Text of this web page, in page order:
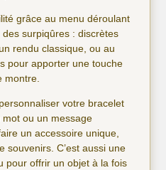
grâce au menu déroulant
surpiqûres : discrètes
rendu classique, ou au
pour apporter une touche
montre.
votre bracelet
ou un message
un accessoire unique,
souvenirs. C’est aussi une
pour offrir un objet à la fois